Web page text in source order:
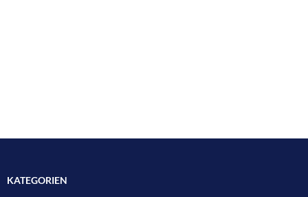
KATEGORIEN